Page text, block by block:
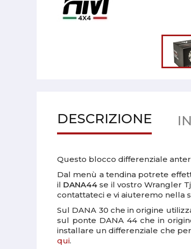
DESCRIZIONE
Questo blocco differenziale
Dal menù a tendina potrete
il DANA44 se il vostro Wrangler
contattateci e vi aiuteremo nella
Sul DANA 30 che in origine
sul ponte DANA 44 che in
installare un differenziale che
qui.